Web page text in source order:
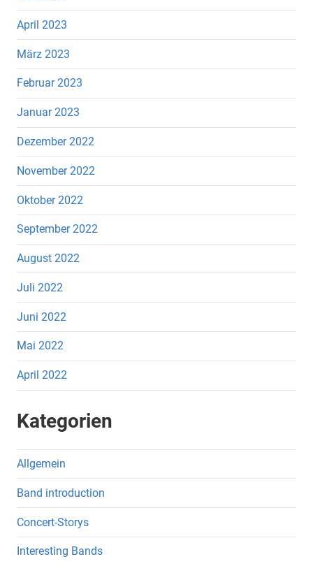
April 2023
März 2023
Februar 2023
Januar 2023
Dezember 2022
November 2022
Oktober 2022
September 2022
August 2022
Juli 2022
Juni 2022
Mai 2022
April 2022
Kategorien
Allgemein
Band introduction
Concert-Storys
Interesting Bands